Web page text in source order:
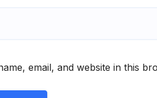
email, and website in this